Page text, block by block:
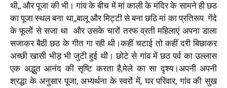
थी,, और पूजा की भी। गांव के बीच में मां काली के मंदिर के सामने ही छठ
का पूजा स्थल बना था,,बालू और मिट्टी से बना छठि मां का प्रतिरूप गेंदे
के फूलों से सजा था और उसके चारों तरफ व्रती महिलाएं अपना डाला
सजाकर बैठी छठ के गीत गा रही थी।कहीं चटाई तो कहीं दरी बिछाकर
अच्छी खासी भीड़ भी जुटी हुई थी। छोटे से गांव में छठ पर्व का उल्लास
एक अद्भुत आनंद की सृष्टि करता है,मेले का सा दृश्य।अपनी अपनी
श्रद्धा के अनुसार पूजा, अभ्यर्थना के स्वरों में, घर परिवार, गांव की सुख